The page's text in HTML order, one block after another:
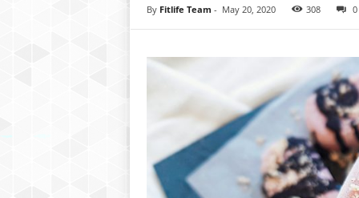
By Fitlife Team - May 20, 2020 308 0